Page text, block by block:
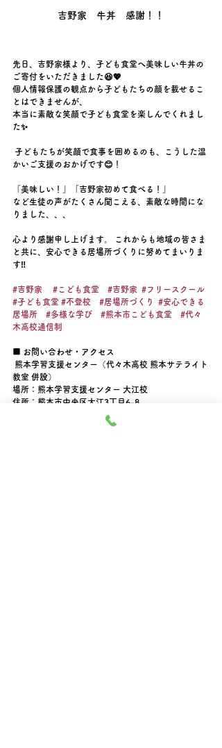
吉野家　牛丼　感謝！！
先日、吉野家様より、子ども食堂へ美味しい牛丼の
ご寄付をいただきました😆💖
個人情報保護の観点から子どもたちの顔を載せるこ
とはできませんが、
本当に素敵な笑顔で子ども食堂を楽しんでくれまし
た✨
かいご支援のおかげです😊！
「美味しい！」「吉野家初めて食べる！」
など生徒の声がたくさん聞こえる、素敵な時間にな
りました、、、
心より感謝申し上げます。 これからも地域の皆さま
と共に、安心できる居場所づくりに努めてまいりま
す‼️
#吉野家 #こども食堂 #吉野家 #フリースクール
#子ども食堂 #不登校 #居場所づくり
#安心できる
居場所
#多様な学び #熊本市こども食堂
#代々
木高校通信制
■ お問い合わせ・アクセス
熊本学習支援センター（代々木高校 熊本サテライト
教室 併設）
場所：熊本学習支援センター 大江校
住所：熊本市中央区大江3丁目6-8